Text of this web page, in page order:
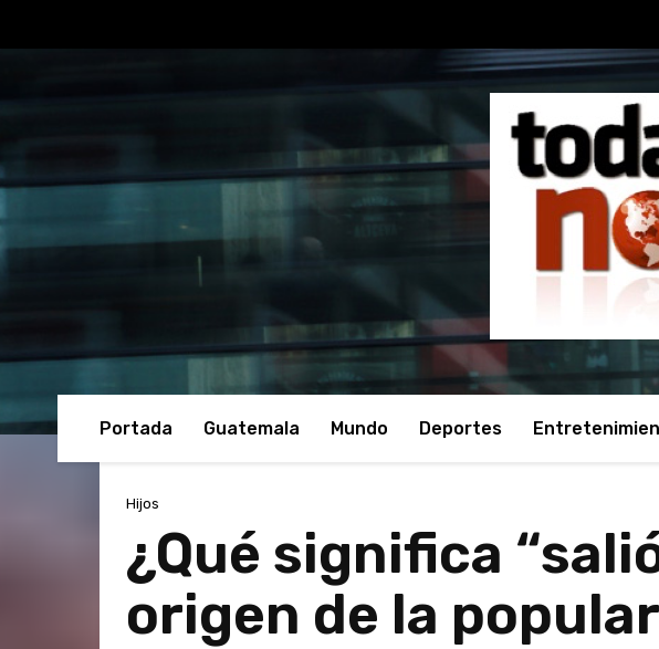
Portada Guatemala Mundo Deportes
Hijos
¿Qué significa
origen de la